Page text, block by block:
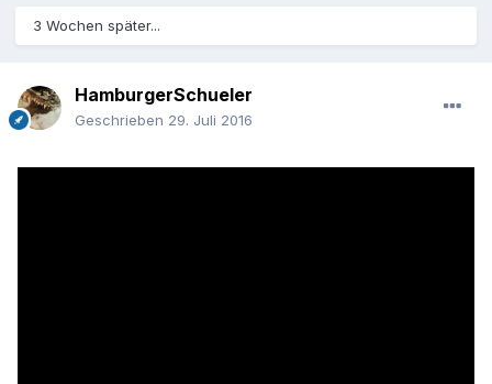
3 Wochen später...
HamburgerSchueler
Geschrieben 29. Juli 2016